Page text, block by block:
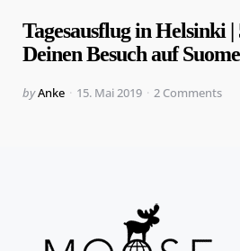
Tagesausflug in Helsinki
Deinen Besuch auf
Posted
byAnke 15. Mai 2019 2 Comments